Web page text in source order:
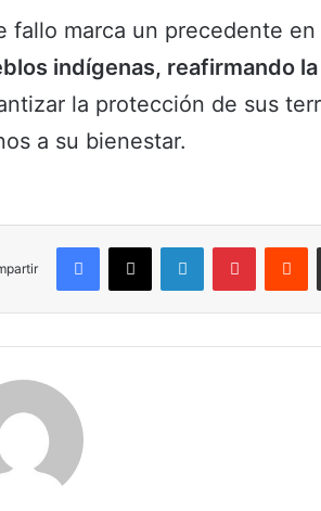
fallo marca un precedente en
indígenas, reafirmando
la protección de sus
a su bienestar.
Facebook
X LinkedInPinterest